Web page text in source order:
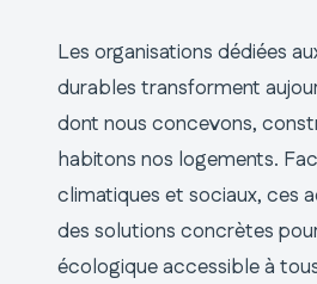
Les organisations dédiées
durables transforment
dont nous concevons,
habitons nos logements.
climatiques et sociaux, ces
des solutions concrètes
écologique accessible à